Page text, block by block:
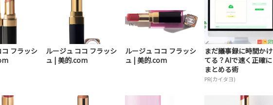
フラッシ
ルージュ ココ フラッシ
ュ | 美的.com
ルージュ ココ フラッシ
ュ | 美的.com
まだ議事録に時間かけ
てる？AIで速く正確に
まとめる術
PR(カイタヨ)